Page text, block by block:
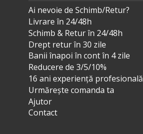
Ai nevoie de Schimb/Retur?
Livrare în 24/48h
Schimb & Retur în 24/48h
Drept retur în 30 zile
Banii înapoi în cont în 4 zile
Reducere de 3/5/10%
16 ani experiență profesională
Urmărește comanda ta
Ajutor
Contact